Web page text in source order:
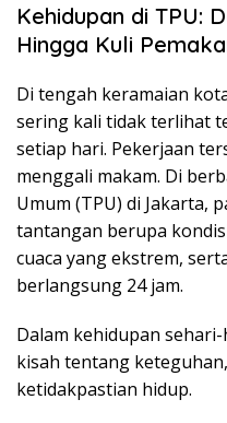
Kehidupan di TPU:
Hingga Kuli
Di tengah keramaian
sering kali tidak terlihat
setiap hari. Pekerjaan
menggali makam. Di
Umum (TPU) di Jakarta,
tantangan berupa
cuaca yang ekstrem,
berlangsung 24 jam.
Dalam kehidupan
kisah tentang
ketidakpastian hidup.